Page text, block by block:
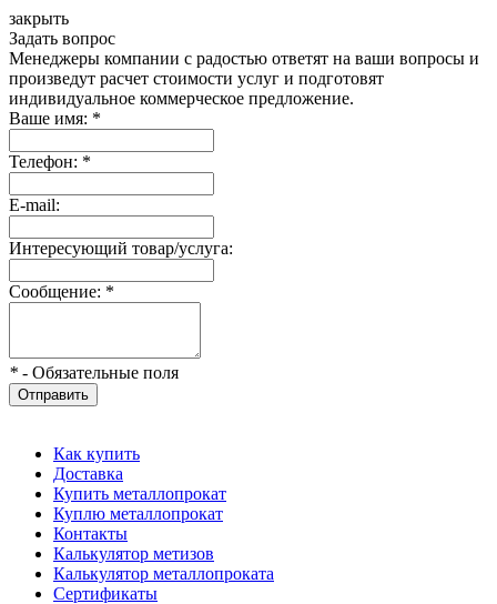
закрыть
Задать вопрос
Менеджеры компании с радостью ответят на ваши вопросы и
произведут расчет стоимости услуг и подготовят
индивидуальное коммерческое предложение.
Ваше имя: *
Телефон: *
E-mail:
Интересующий товар/услуга:
Сообщение: *
* - Обязательные поля
Отправить
Как купить
Доставка
Купить металлопрокат
Куплю металлопрокат
Контакты
Калькулятор метизов
Калькулятор металлопроката
Сертификаты